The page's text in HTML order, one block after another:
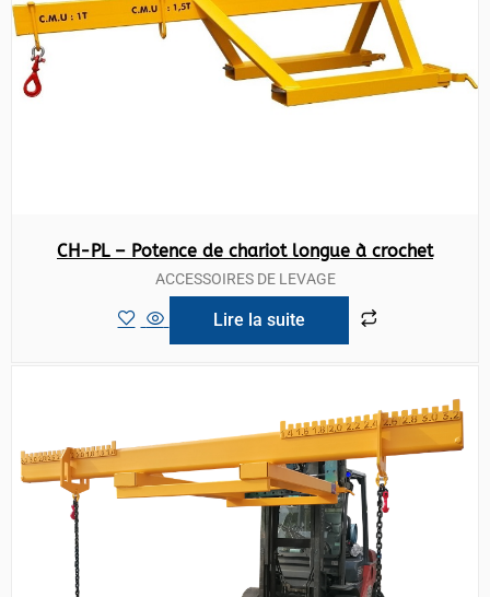
CH-PL – Potence de chariot longue à crochet
ACCESSOIRES DE LEVAGE
Lire la suite